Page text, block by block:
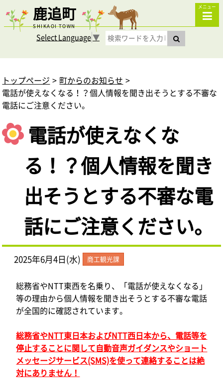
鹿追町
SHIKAOI TOWN
メニュー
Select Language▼
トップページ
町からのお知らせ
電話が使えなくなる！？個人情報を聞き出そうとする不審な
電話にご注意ください。
電話が使えなくな
る！？個人情報を聞き
出そうとする不審な電
話にご注意ください。
2025年6月4日(水) 商工観光課
総務省やNTT東西を名乗り、「電話が使えなくなる」
等の理由から個人情報を聞き出そうとする不審な電話
が全国的に確認されています。
総務省やNTT東日本およびNTT西日本から、電話等を
停止することに関して自動音声ガイダンスやショート
メッセージサービス(SMS)を使って連絡することは絶
対にありません！